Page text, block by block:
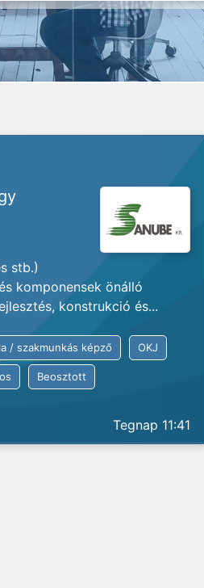
stb.)
komponensek önálló
konstrukció és...
/ szakmunkás képző OKJ
Beosztott
Tegnap 11:41